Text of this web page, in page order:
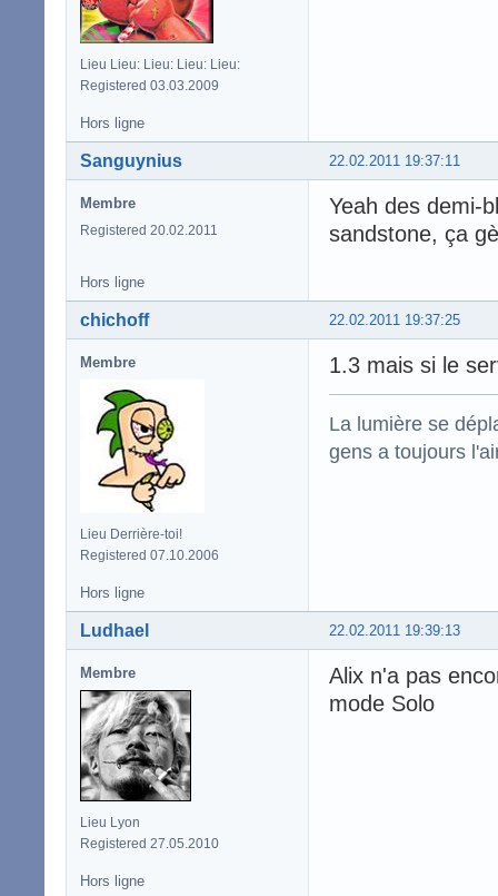
Lieu Lieu: Lieu: Lieu: Lieu:
Registered 03.03.2009
Hors ligne
22.02.2011 19:37:11
Sanguynius
Membre
Registered 20.02.2011
Yeah des demi-
sandstone, ça
Hors ligne
22.02.2011 19:37:25
chichoff
Membre
Lieu Derrière-toi!
Registered 07.10.2006
1.3 mais si le
La lumière se
gens a toujours
Hors ligne
22.02.2011 19:39:13
Ludhael
Membre
Lieu Lyon
Registered 27.05.2010
Alix n'a pas
mode Solo
Hors ligne